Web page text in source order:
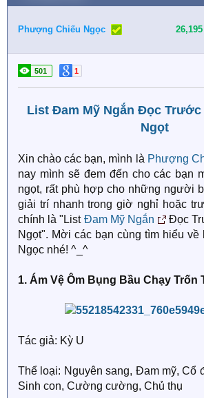
Phượng Chiếu Ngọc 26,195
501 1
List Đam Mỹ Ngắn Đọc Trước
Ngọt
Xin chào các bạn, mình là Phượng
nay mình sẽ đem đến cho các bạn
ngọt, rất phù hợp cho những người
giải trí nhanh trong giờ nghỉ hoặc
chính là "List Đam Mỹ Ngắn
Đọc
Ngọt". Mời các bạn cùng tìm hiểu về
Ngọc nhé! ^_^
1. Ám Vệ Ôm Bụng Bầu Chạy Trốn
Tác giả: Kỳ U
Thể loại: Nguyên sang, Đam mỹ, Cổ
Sinh con, Cường cường, Chủ thụ